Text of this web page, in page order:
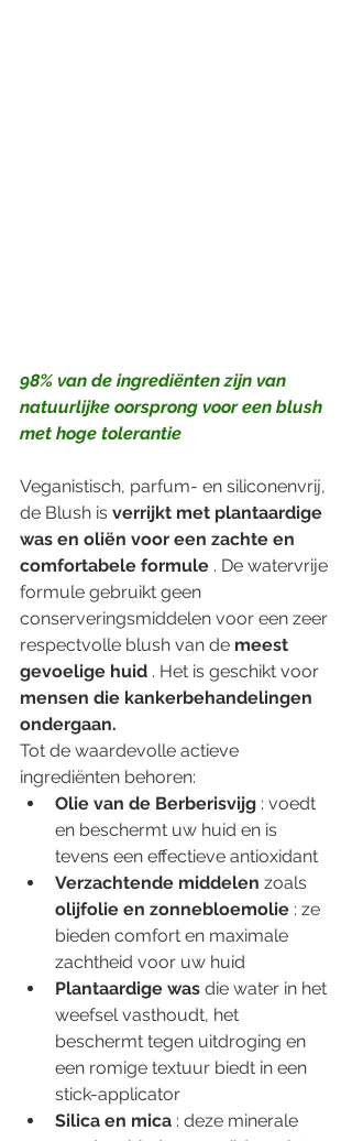
98% van de ingrediënten zijn van
natuurlijke oorsprong voor een blush
met hoge tolerantie
Veganistisch, parfum- en siliconenvrij,
de Blush is verrijkt met plantaardige
was en oliën voor een zachte en
comfortabele formule . De watervrije
formule gebruikt geen
conserveringsmiddelen voor een zeer
respectvolle blush van de meest
gevoelige huid . Het is geschikt voor
mensen die kankerbehandelingen
ondergaan.
Tot de waardevolle actieve
ingrediënten behoren:
Olie van de Berberisvijg : voedt
en beschermt uw huid en is
tevens een effectieve antioxidant
Verzachtende middelen zoals
olijfolie en zonnebloemolie : ze
bieden comfort en maximale
zachtheid voor uw huid
Plantaardige was die water in het
weefsel vasthoudt, het
beschermt tegen uitdroging en
een romige textuur biedt in een
stick-applicator
Silica en mica : deze minerale